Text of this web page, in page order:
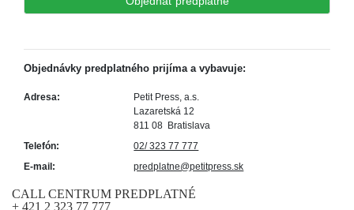
CALL CENTRUM PREDPLATNÉ
+ 421 2 323 77 777